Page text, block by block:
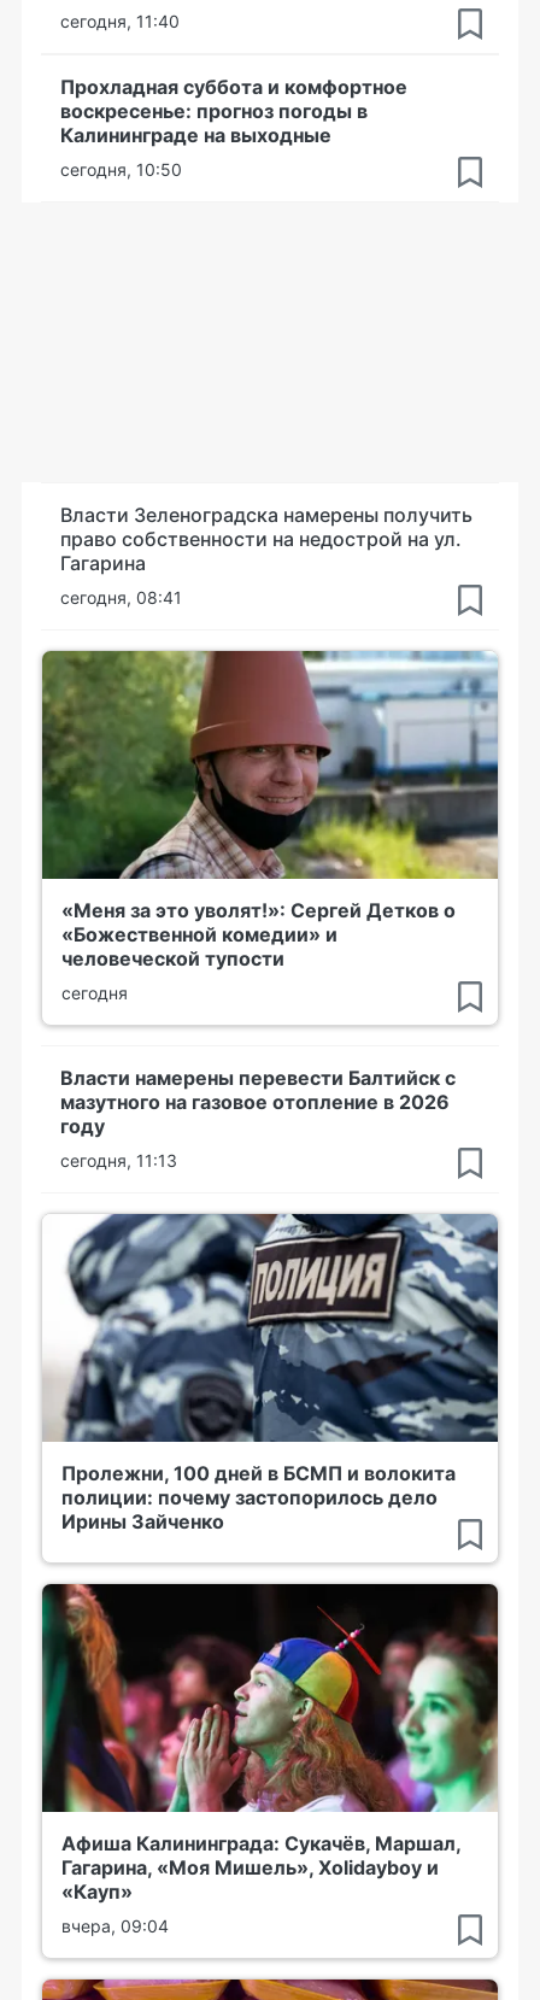
сегодня, 11:40
Прохладная суббота и комфортное
воскресенье: прогноз погоды в
Калининграде на выходные
сегодня, 10:50
Власти Зеленоградска намерены получить
право собственности на недострой на ул.
Гагарина
сегодня, 08:41
«Меня за это уволят!»: Сергей Детков о
«Божественной комедии» и
человеческой тупости
сегодня
Власти намерены перевести Балтийск с
мазутного на газовое отопление в 2026
году
сегодня, 11:13
Пролежни, 100 дней в БСМП и волокита
полиции: почему застопорилось дело
Ирины Зайченко
Афиша Калининграда: Сукачёв, Маршал,
Гагарина, «Моя Мишель», Xolidayboy и
«Кауп»
вчера, 09:04